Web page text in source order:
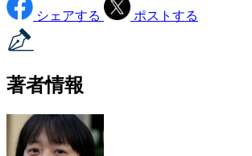
シェアする ポストする
著者情報